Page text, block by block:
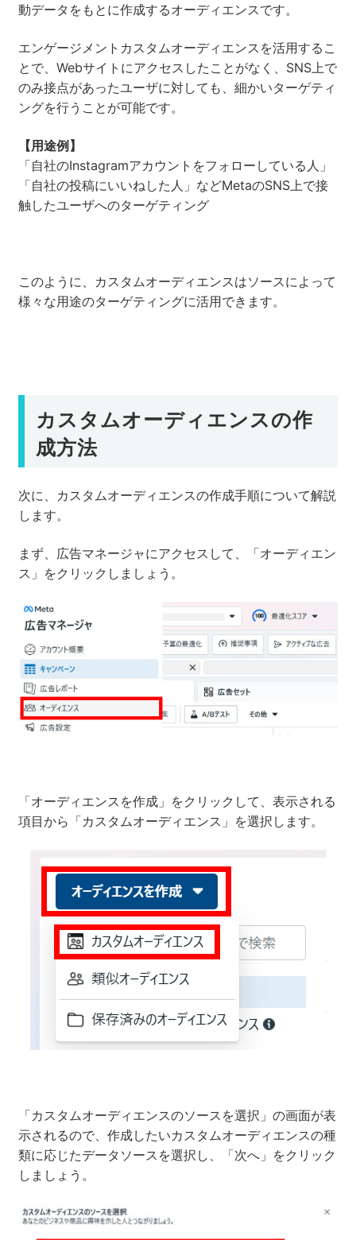
動データをもとに作成するオーディエンスです。
エンゲージメントカスタムオーディエンスを活用するこ
とで、Webサイトにアクセスしたことがなく、SNS上で
のみ接点があったユーザに対しても、細かいターゲティ
ングを行うことが可能です。
【用途例】
「自社のInstagramアカウントをフォローしている人」
「自社の投稿にいいねした人」などMetaのSNS上で接
触したユーザへのターゲティング
このように、カスタムオーディエンスはソースによって
様々な用途のターゲティングに活用できます。
カスタムオーディエンスの作
成方法
次に、カスタムオーディエンスの作成手順について解説
します。
まず、広告マネージャにアクセスして、「オーディエン
ス」をクリックしましょう。
「オーディエンスを作成」をクリックして、表示される
項目から「カスタムオーディエンス」を選択します。
「カスタムオーディエンスのソースを選択」の画面が表
示されるので、作成したいカスタムオーディエンスの種
類に応じたデータソースを選択し、「次へ」をクリック
しましょう。